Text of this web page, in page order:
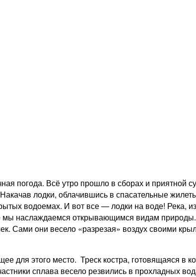
погода. Всё утро прошло в сборах и
лодки, облачившись в спасательные
водоемах. И вот все — лодки на воде! Река,
наслаждаемся открывающимся видам природы.
Сами они весело «разрезая» воздух своими
этого место. Треск костра, готовящаяся в
сплава весело резвились в прохладных